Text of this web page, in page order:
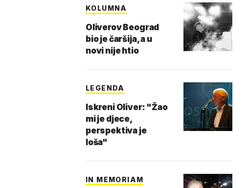
KOLUMNA
Oliverov Beograd
bio je čaršija, a u
novi nije htio
LEGENDA
Iskreni Oliver: "Žao
mi je djece,
perspektiva je
loša"
IN MEMORIAM